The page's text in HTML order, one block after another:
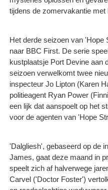
tijdens de zomervakantie met
Het derde seizoen van 'Hope
naar BBC First. De serie
kustplaatsje Port Devine aan
seizoen verwelkomt twee
inspecteur Jo Lipton (Karen
politieagent Ryan Power
een lijk dat aanspoelt op het
voor de agenten van 'Hope
'Dalgliesh', gebaseerd op de
James, gaat deze maand in
speelt zich af halverwege
Carvel ('Doctor Foster')